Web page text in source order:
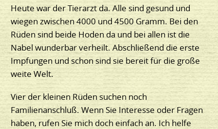
Heute war der Tierarzt da. Alle sind gesund und
wiegen zwischen 4000 und 4500 Gramm. Bei den
Rüden sind beide Hoden da und bei allen ist die
Nabel wunderbar verheilt. Abschließend die erste
Impfungen und schon sind sie bereit für die große
weite Welt.
Vier der kleinen Rüden suchen noch
Familienanschluß. Wenn Sie Interesse oder Fragen
haben, rufen Sie mich doch einfach an. Ich helfe